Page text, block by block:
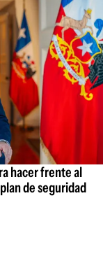
hacer frente al
de seguridad